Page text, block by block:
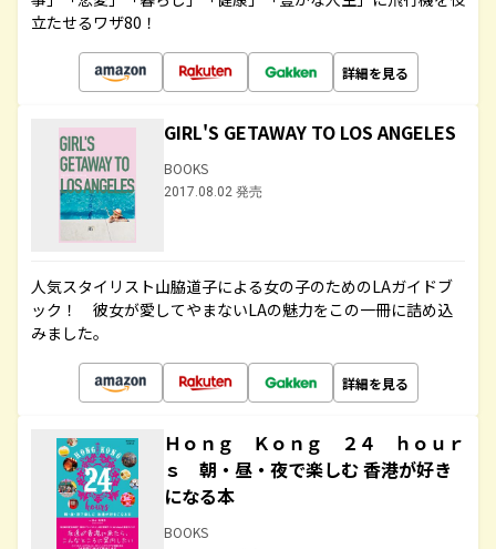
立たせるワザ80！
詳細を見る
GIRL'S GETAWAY TO LOS ANGELES
BOOKS
2017.08.02 発売
人気スタイリスト山脇道子による女の子のためのLAガイドブ
ック！ 彼女が愛してやまないLAの魅力をこの一冊に詰め込
みました。
詳細を見る
Ｈｏｎｇ Ｋｏｎｇ ２４ ｈｏｕｒ
ｓ 朝・昼・夜で楽しむ 香港が好き
になる本
BOOKS